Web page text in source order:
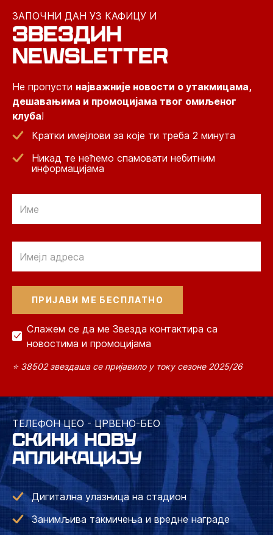
ЗАПОЧНИ ДАН УЗ КАФИЦУ И
ЗВЕЗДИН
NEWSLETTER
Не пропусти најважније новости о утакмицама,
дешавањима и промоцијама твог омиљеног
клуба!
Кратки имејлови за које ти треба 2 минута
Никад те нећемо спамовати небитним
информацијама
Слажем се да ме Звезда контактира са
новостима и промоцијама
⭐ 38502 звездаша се пријавило у току сезоне 2025/26
ТЕЛЕФОН ЦЕО - ЦРВЕНО-БЕО
СКИНИ НОВУ
АПЛИКАЦИЈУ
Дигитална улазница на стадион
Занимљива такмичења и вредне награде